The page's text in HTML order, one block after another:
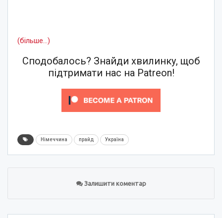
(більше…)
Сподобалось? Знайди хвилинку, щоб
підтримати нас на Patreon!
Німеччина прайд Україна
Залишити коментар